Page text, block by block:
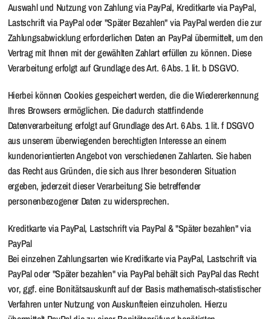
Auswahl und Nutzung von Zahlung via PayPal, Kreditkarte via PayPal,
Lastschrift via PayPal oder "Später Bezahlen" via PayPal werden die zur
Zahlungsabwicklung erforderlichen Daten an PayPal übermittelt, um den
Vertrag mit Ihnen mit der gewählten Zahlart erfüllen zu können. Diese
Verarbeitung erfolgt auf Grundlage des Art. 6 Abs. 1 lit. b DSGVO.
Hierbei können Cookies gespeichert werden, die die Wiedererkennung
Ihres Browsers ermöglichen. Die dadurch stattfindende
Datenverarbeitung erfolgt auf Grundlage des Art. 6 Abs. 1 lit. f DSGVO
aus unserem überwiegenden berechtigten Interesse an einem
kundenorientierten Angebot von verschiedenen Zahlarten. Sie haben
das Recht aus Gründen, die sich aus Ihrer besonderen Situation
ergeben, jederzeit dieser Verarbeitung Sie betreffender
personenbezogener Daten zu widersprechen.
Kreditkarte via PayPal, Lastschrift via PayPal & "Später bezahlen" via
PayPal
Bei einzelnen Zahlungsarten wie Kreditkarte via PayPal, Lastschrift via
PayPal oder "Später bezahlen" via PayPal behält sich PayPal das Recht
vor, ggf. eine Bonitätsauskunft auf der Basis mathematisch-statistischer
Verfahren unter Nutzung von Auskunfteien einzuholen. Hierzu